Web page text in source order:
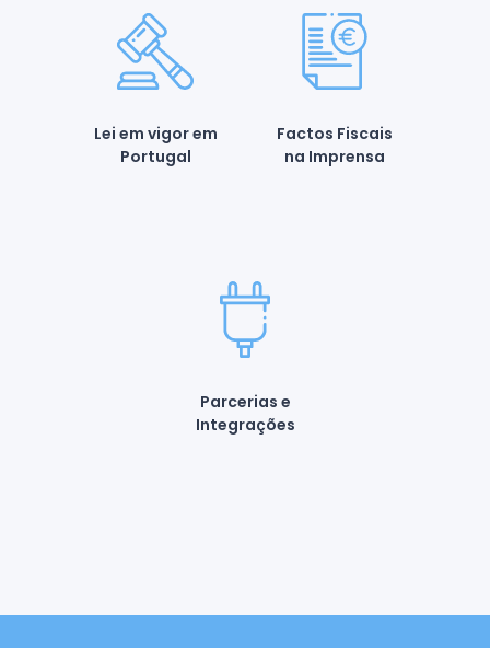
Lei em vigor em
Portugal
Factos Fiscais
na Imprensa
Parcerias e
Integrações